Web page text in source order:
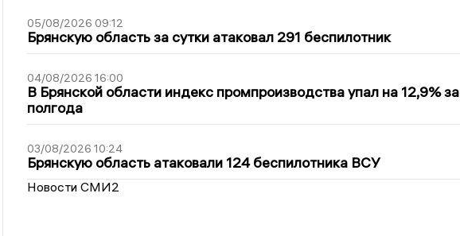
05/08/2026 09:12
Брянскую область за сутки атаковал 291 беспилотник
04/08/2026 16:00
В Брянской области индекс промпроизводства упал на 12,9% за
полгода
03/08/2026 10:24
Брянскую область атаковали 124 беспилотника ВСУ
Новости СМИ2